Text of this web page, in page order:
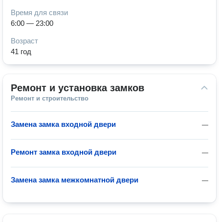
Время для связи
6:00 — 23:00
Возраст
41 год
Ремонт и установка замков
Ремонт и строительство
—
Замена замка входной двери
—
Ремонт замка входной двери
—
Замена замка межкомнатной двери